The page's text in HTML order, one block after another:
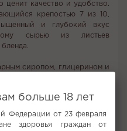
ценит качество и удобство.
крепостью 7 из 10,
и глубокий вкус
сырью из листьев
сиропом, глицерином и
по привлекательной цене с
прямо к вашей двери.
с каждой затяжкой!
больше 18 лет
Федерации от 23 февраля
здоровья граждан от